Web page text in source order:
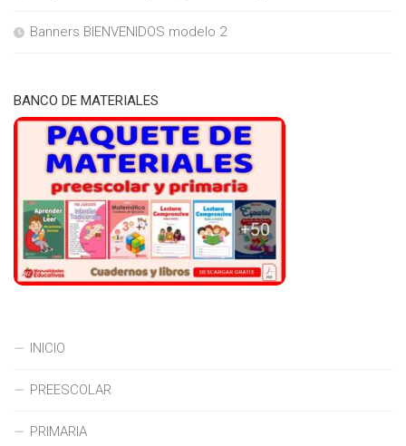
Banners BIENVENIDOS modelo 2
BANCO DE MATERIALES
INICIO
PREESCOLAR
PRIMARIA